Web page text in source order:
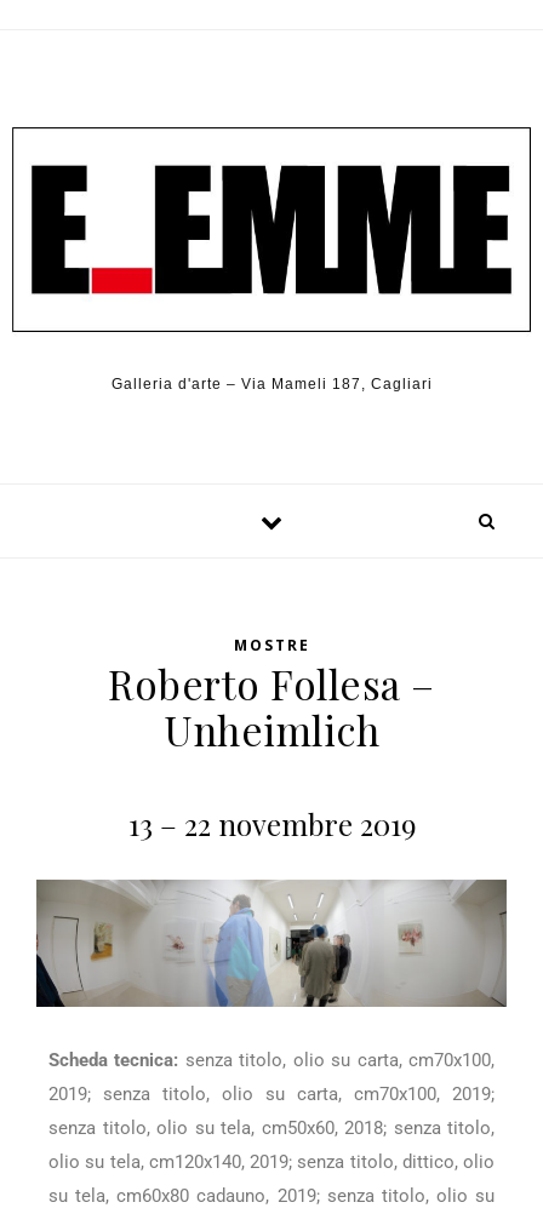
Galleria d'arte – Via Mameli 187, Cagliari
MOSTRE
Roberto Follesa –
Unheimlich
13 – 22 novembre 2019
Scheda tecnica: senza titolo, olio su carta, cm70x100,
2019; senza titolo, olio su carta, cm70x100, 2019;
senza titolo, olio su tela, cm50x60, 2018; senza titolo,
olio su tela, cm120x140, 2019; senza titolo, dittico, olio
su tela, cm60x80 cadauno, 2019; senza titolo, olio su